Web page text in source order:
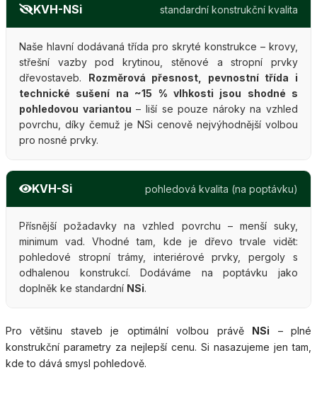
KVH-NSi standardní konstrukční kvalita
Naše hlavní dodávaná třída pro skryté konstrukce – krovy,
střešní vazby pod krytinou, stěnové a stropní prvky
dřevostaveb. Rozměrová přesnost, pevnostní třída i
technické sušení na ~15 % vlhkosti jsou shodné s
pohledovou variantou – liší se pouze nároky na vzhled
povrchu, díky čemuž je NSi cenově nejvýhodnější volbou
pro nosné prvky.
KVH-Si pohledová kvalita (na poptávku)
Přísnější požadavky na vzhled povrchu – menší suky,
minimum vad. Vhodné tam, kde je dřevo trvale vidět:
pohledové stropní trámy, interiérové prvky, pergoly s
odhalenou konstrukcí. Dodáváme na poptávku jako
doplněk ke standardní NSi.
Pro většinu staveb je optimální volbou právě NSi – plné
konstrukční parametry za nejlepší cenu. Si nasazujeme jen tam,
kde to dává smysl pohledově.